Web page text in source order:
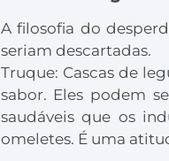
A filosofia do
seriam descartadas.
Truque: Cascas de
sabor. Eles podem
saudáveis que os
omeletes. É uma